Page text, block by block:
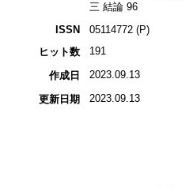
三 結論 96
ISSN
05114772 (P)
ヒット数
191
作成日 2023.09.13
更新日期 2023.09.13